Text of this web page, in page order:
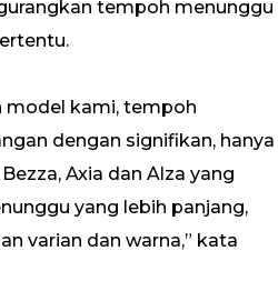
tempoh menunggu
model kami, tempoh
dengan signifikan, hanya
Axia dan Alza yang
yang lebih panjang,
varian dan warna,” kata